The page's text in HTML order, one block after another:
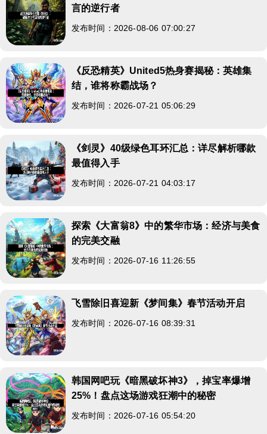
言的逆行者
发布时间：2026-08-06 07:00:27
《反恐精英》United5热身赛揭秘：英雄集
结，谁将称霸战场？
发布时间：2026-07-21 05:06:29
《剑灵》40级绿色耳环汇总：详尽解析哪款
最值得入手
发布时间：2026-07-21 04:03:17
探索《大富翁8》中的繁华市场：经济与美食
的完美交融
发布时间：2026-07-16 11:26:55
飞雪除旧喜迎新《梦间集》春节活动开启
发布时间：2026-07-16 08:39:31
韩国网吧玩《暗黑破坏神3》，掉宝率爆增
25%！盘点这场游戏狂潮中的秘密
发布时间：2026-07-16 05:54:20